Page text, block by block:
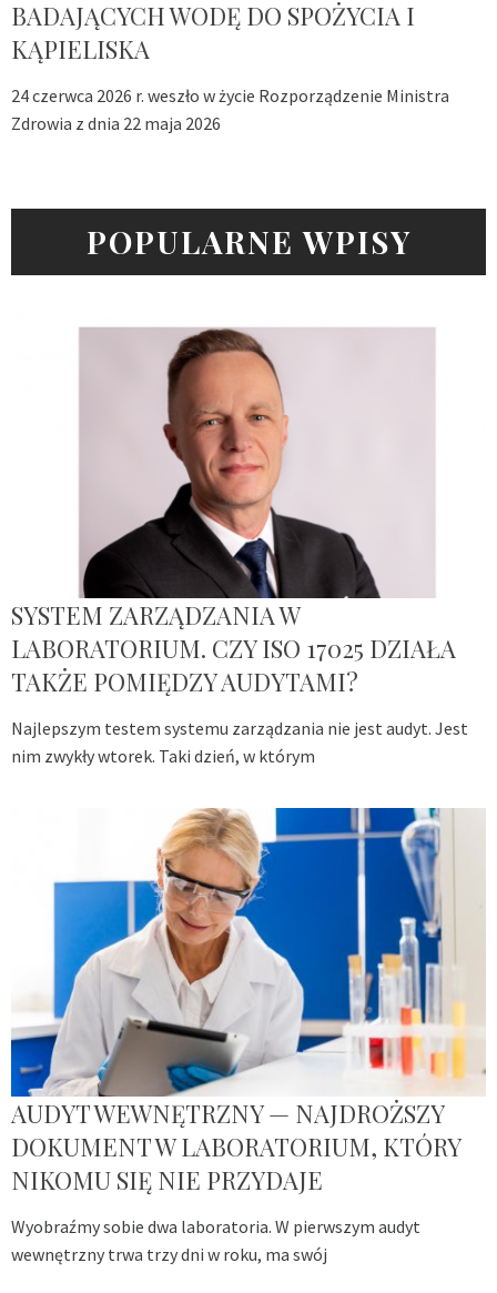
BADAJĄCYCH WODĘ DO SPOŻYCIA I
KĄPIELISKA
24 czerwca 2026 r. weszło w życie Rozporządzenie Ministra
Zdrowia z dnia 22 maja 2026
POPULARNE WPISY
SYSTEM ZARZĄDZANIA W
LABORATORIUM. CZY ISO 17025 DZIAŁA
TAKŻE POMIĘDZY AUDYTAMI?
Najlepszym testem systemu zarządzania nie jest audyt. Jest
nim zwykły wtorek. Taki dzień, w którym
AUDYT WEWNĘTRZNY — NAJDROŻSZY
DOKUMENT W LABORATORIUM, KTÓRY
NIKOMU SIĘ NIE PRZYDAJE
Wyobraźmy sobie dwa laboratoria. W pierwszym audyt
wewnętrzny trwa trzy dni w roku, ma swój